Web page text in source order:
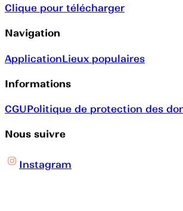
Clique pour télécharger
Navigation
ApplicationLieux populaires
Informations
CGUPolitique de protection des
Nous suivre
Instagram